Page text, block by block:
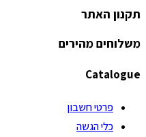
תקנון האתר
משלוחים מהירים
Catalogue
פרטי חשבון
כלי הגשה